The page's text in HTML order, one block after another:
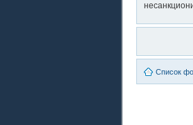
Список